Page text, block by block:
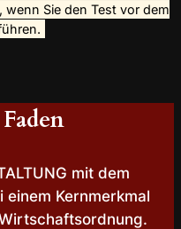
Sie den Test vor dem
mit dem
einem Kernmerkmal